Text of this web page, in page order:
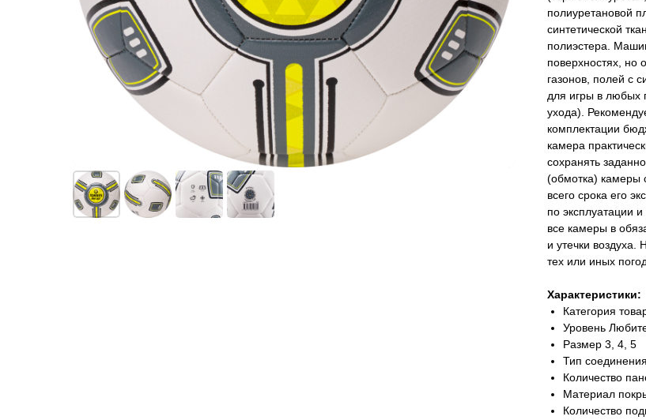
полиуретановой
синтетической
полиэстера.
поверхностях, но
газонов, полей с
для игры в любых
ухода).
комплектации
камера
сохранять
(обмотка) камеры
всего срока его
по эксплуатации
все камеры в
и утечки
тех или иных
Характеристики:
Категория
Уровень
Размер 3, 4, 5
Тип
Количество
Материал
Количество